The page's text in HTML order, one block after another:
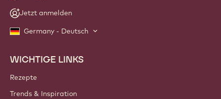
Jetzt anmelden
Germany - Deutsch
Footer
Callebaut
WICHTIGE LINKS
Rezepte
Trends & Inspiration